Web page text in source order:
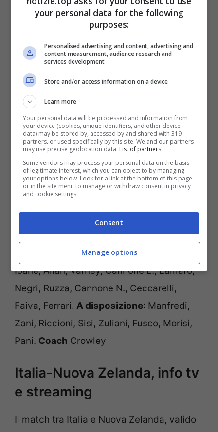
e Ceccarelli. La speranza è sicuramente
quella di ottenere il massimo oltre che
magari avere un apporto dalla panchina.
Migliore formazione perla Francia, con
Lucu che sostituirà Dupont.
Francia: Ramos, Penaud, Fickou, Danty,
Bielle-Biarrey, Jalibert, Lucu, Alldritt,
Ollivon, Jelonch, Flament, Woki, Atonio,
Mauvaka, Baille.A disposizione:
Bourgarrit, Wardi, Aldegheri, Taofifenua,
Cros, Couillod, Moefana,
Galthié
: Capuozzo, Bruno, Brex, Garbisi P.,
Ioane, Allan, Varney, Cannone L., Lamaro,
Negri, Ruzza, Cannone N., Ceccarelli,
Faiva, Ferrari. A disposizione: Manfredi,
Zani, Riccioni, Sisi, Zuliani, Fusco, Morisi,
Pani. Coach Crowley
Italia-Nuova Zelanda, info tv
e streaming
Il match tra Italia e Nuova Zelanda, valido
your personal data for the following
purposes:
Personalised advertising and content, advertising and
content measurement, audience research and
services development
Store and/or access information on a device
Learn more
Your personal data will be processed and information from
your device (cookies, unique identifiers, and other device
data) may be stored by, accessed by and shared with 319
partners, or used specifically by this site. We and our partners
may use precise geolocation data. List of partners.
Some vendors may process your personal data on the basis
of legitimate interest, which you can object to by managing
your options below. Look for a link at the bottom of this page
or in the site menu to manage or withdraw consent in privacy
and cookie settings.
Consent
Manage options